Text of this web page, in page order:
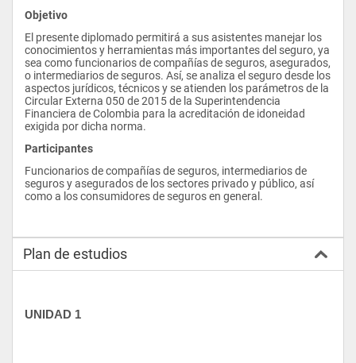
Objetivo
El presente diplomado permitirá a sus asistentes manejar los
conocimientos y herramientas más importantes del seguro, ya
sea como funcionarios de compañías de seguros, asegurados,
o intermediarios de seguros. Así, se analiza el seguro desde los
aspectos jurídicos, técnicos y se atienden los parámetros de la
Circular Externa 050 de 2015 de la Superintendencia
Financiera de Colombia para la acreditación de idoneidad
exigida por dicha norma.
Participantes
Funcionarios de compañías de seguros, intermediarios de
seguros y asegurados de los sectores privado y público, así
como a los consumidores de seguros en general.
Plan de estudios
UNIDAD 1